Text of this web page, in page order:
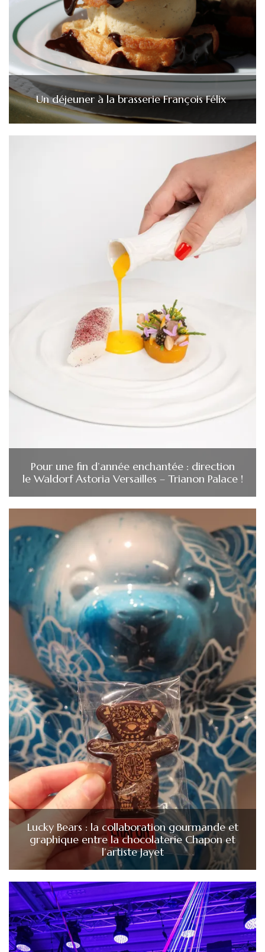
Un déjeuner à la brasserie François Félix
Pour une fin d’année enchantée : direction
le Waldorf Astoria Versailles – Trianon Palace !
Lucky Bears : la collaboration gourmande et
graphique entre la chocolaterie Chapon et
l’artiste Jayet